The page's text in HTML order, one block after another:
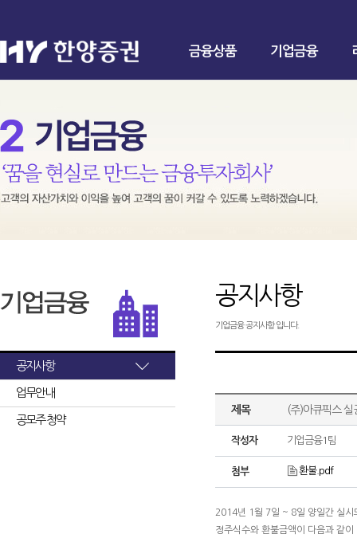
금융상품 기업금융
공지사항
업무안내
공모주 청약
공지사항
기업금융 공지사항 입니다.
제목 (주)아큐픽스 실
작성자 기업금융1팀
첨부 환불.pdf
2014년 1월 7일 ~ 8일 양일간 실시
정주식수와 환불금액이 다음과 같